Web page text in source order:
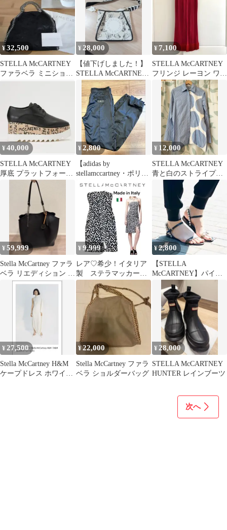
¥32,500
STELLA McCARTNEY
ファラベラ ミニショル
ダーバッグ
¥ 28,000
【値下げしました！】
STELLA McCARTNEY
ミッキー ショルダーバ
ッグ
¥7,100
STELLA McCARTNEY
フリンジ レーヨン ワイ
ドパンツ ピンク 36
¥40,000
STELLA McCARTNEY
厚底 プラットフォーム
¥2,800
【adidas by
stellamccartney・ポリエ
ステルパンツ】黒XS
¥ 12,000
STELLA McCARTNEY
青と白のストライプ・
ドット長袖シャツ
¥59,999
Stella McCartney ファラ
ベラ リエディション ト
ートバッグ
¥ 9,999
レア♡希少！イタリア
製 ステラマッカート
ニー ヒョウ柄ベアト
ップワンピース
¥2,800
【STELLA
McCARTNEY】パイソ
ン柄ビジューサンダル
¥27,500
Stella McCartney H&M
ケープドレス ホワイト
¥22,000
Stella McCartney ファラ
ベラ ショルダーバッグ
¥28,000
STELLA McCARTNEY
HUNTER レインブーツ
次へ